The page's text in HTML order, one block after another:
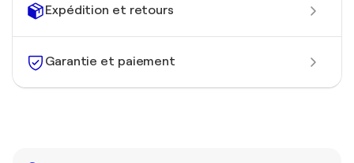
Expédition et retours
Garantie et paiement